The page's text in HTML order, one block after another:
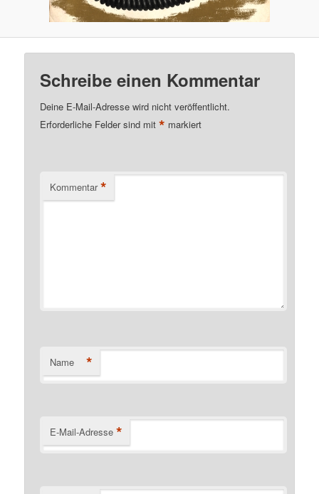
Schreibe einen Kommentar
Deine E-Mail-Adresse wird nicht veröffentlicht.
Erforderliche Felder sind mit* markiert
Kommentar *
Name *
E-Mail-Adresse *